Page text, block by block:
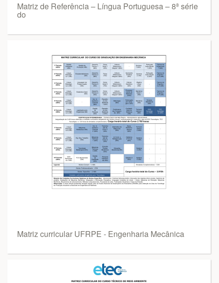
Matriz de Referência – Língua Portuguesa – 8ª série
do
Matriz curricular UFRPE - Engenharia Mecânica